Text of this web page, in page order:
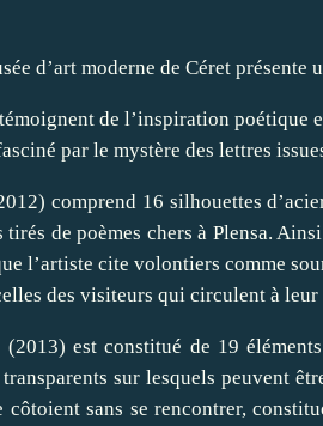
d’art moderne de Céret
de l’inspiration poétique
par le mystère des lettres
comprend 16 silhouettes
tirés de poèmes chers à Plensa.
l’artiste cite volontiers comme
des visiteurs qui circulent à leur
est constitué de 19
sur lesquels peuvent
côtoient sans se rencontrer,